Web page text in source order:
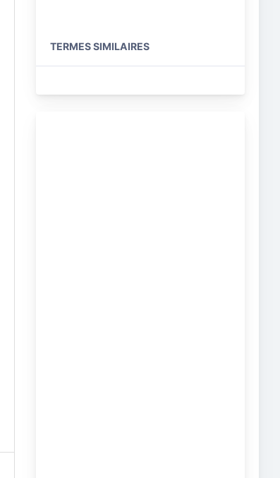
TERMES SIMILAIRES